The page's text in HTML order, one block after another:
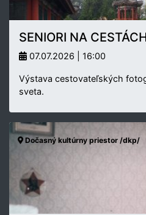
SENIORI NA
07.07.2026 | 16:00
Výstava cestovateľských
sveta.
Dočasný kultúrny priestor /dkp/